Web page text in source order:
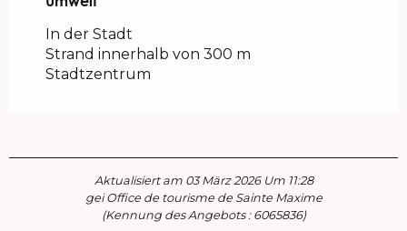
In der Stadt
Strand innerhalb von 300 m
Stadtzentrum
Aktualisiert am 03 März 2026 Um 11:28
gei Office de tourisme de Sainte Maxime
(Kennung des Angebots : 6065836)